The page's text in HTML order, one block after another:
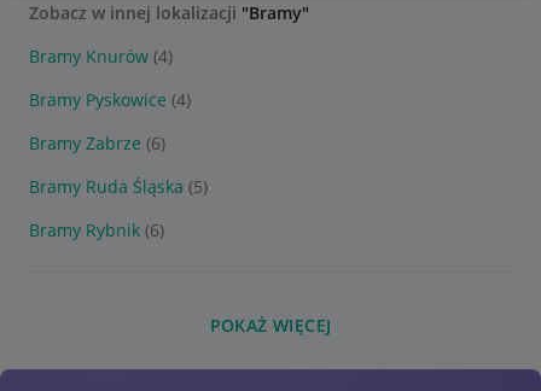
Zobacz w innej lokalizacji "Bramy"
Bramy Knurów (4)
Bramy Pyskowice (4)
Bramy Zabrze (6)
Bramy Ruda Śląska (5)
Bramy Rybnik (6)
POKAŻ WIĘCEJ